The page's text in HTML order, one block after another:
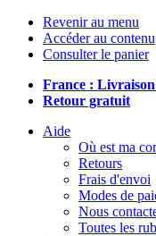
Revenir au menu
Accéder au contenu
Consulter le panier
France :
Retour gratuit
Aide
Où est ma
Retours
Frais d'envoi
Modes de
Nous
Toutes les